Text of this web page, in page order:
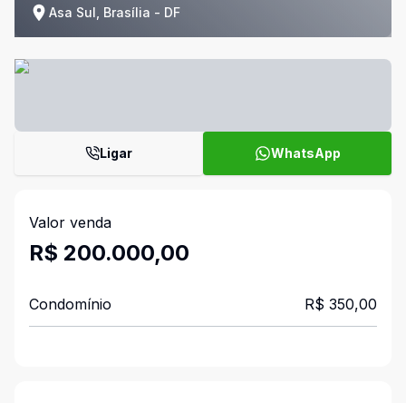
Asa Sul, Brasília - DF
Ligar WhatsApp
Valor venda
R$ 200.000,00
Condomínio R$ 350,00